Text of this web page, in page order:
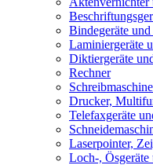
Bindegeräte
Laminiergeräte
Diktiergeräte
Rechner
Drucker,
Telefaxgeräte
Laserpointer,
Loch-,